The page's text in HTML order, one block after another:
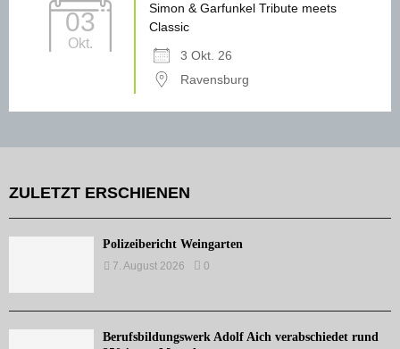
03
Okt.
Simon & Garfunkel Tribute meets
Classic
3 Okt. 26
Ravensburg
ZULETZT ERSCHIENEN
Polizeibericht Weingarten
7. August 2026 0
Berufsbildungswerk Adolf Aich verabschiedet rund